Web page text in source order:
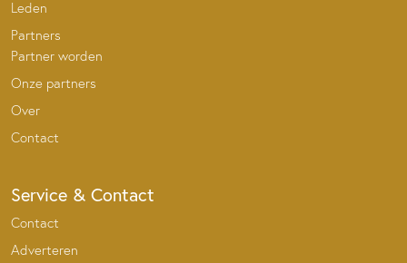
Leden
Partners
Partner worden
Onze partners
Over
Contact
Service & Contact
Contact
Adverteren